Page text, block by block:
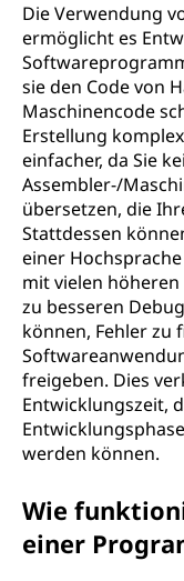
Die Verwendung
ermöglicht es
sie den Code von
Maschinencode
Erstellung
einfacher, da Sie
Assembler-/
übersetzen, die
Stattdessen
einer
mit vielen
zu besseren
können, Fehler zu
freigeben. Dies
Entwicklungszeit,
werden können.
Wie
einer